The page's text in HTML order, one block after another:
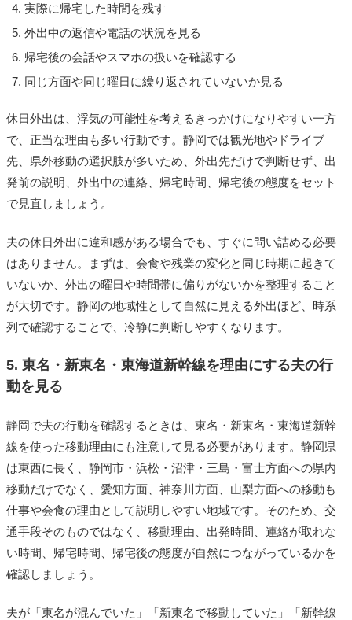
実際に帰宅した時間を残す
外出中の返信や電話の状況を見る
帰宅後の会話やスマホの扱いを確認する
同じ方面や同じ曜日に繰り返されていないか見る
休日外出は、浮気の可能性を考えるきっかけになりやすい一方
で、正当な理由も多い行動です。静岡では観光地やドライブ
先、県外移動の選択肢が多いため、外出先だけで判断せず、出
発前の説明、外出中の連絡、帰宅時間、帰宅後の態度をセット
で見直しましょう。
夫の休日外出に違和感がある場合でも、すぐに問い詰める必要
はありません。まずは、会食や残業の変化と同じ時期に起きて
いないか、外出の曜日や時間帯に偏りがないかを整理すること
が大切です。静岡の地域性として自然に見える外出ほど、時系
列で確認することで、冷静に判断しやすくなります。
5. 東名・新東名・東海道新幹線を理由にする夫の行
動を見る
静岡で夫の行動を確認するときは、東名・新東名・東海道新幹
線を使った移動理由にも注意して見る必要があります。静岡県
は東西に長く、静岡市・浜松・沼津・三島・富士方面への県内
移動だけでなく、愛知方面、神奈川方面、山梨方面への移動も
仕事や会食の理由として説明しやすい地域です。そのため、交
通手段そのものではなく、移動理由、出発時間、連絡が取れな
い時間、帰宅時間、帰宅後の態度が自然につながっているかを
確認しましょう。
夫が「東名が混んでいた」「新東名で移動していた」「新幹線